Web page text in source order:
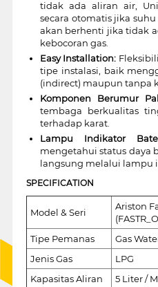
tidak ada aliran air,
secara otomatis jika
akan berhenti jika tidak
kebocoran gas.
Easy Installation:
tipe instalasi, baik
(indirect) maupun tanpa
Komponen Berumur
tembaga berkualitas
terhadap karat.
Lampu Indikator
mengetahui status daya
langsung melalui lampu
SPECIFICATION
Model & Seri
Ariston
Tipe Pemanas
Gas
Jenis Gas
LPG
Kapasitas Aliran
5 Liter /